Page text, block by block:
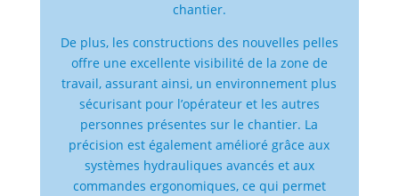
chantier.
De plus, les constructions des nouvelles pelles
offre une excellente visibilité de la zone de
travail, assurant ainsi, un environnement plus
sécurisant pour l’opérateur et les autres
personnes présentes sur le chantier. La
précision est également amélioré grâce aux
systèmes hydrauliques avancés et aux
commandes ergonomiques, ce qui permet